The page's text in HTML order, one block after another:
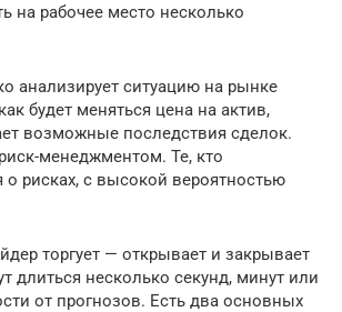
на рабочее место несколько
анализирует ситуацию на рынке
будет меняться цена на актив,
возможные последствия сделок.
менеджментом. Те, кто
о рисках, с высокой вероятностью
торгует — открывает и закрывает
длиться несколько секунд, минут или
от прогнозов. Есть два основных